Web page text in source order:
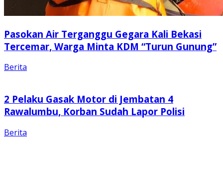
Pasokan Air Terganggu Gegara Kali Bekasi
Tercemar, Warga Minta KDM “Turun Gunung”
Berita
2 Pelaku Gasak Motor di Jembatan 4
Rawalumbu, Korban Sudah Lapor Polisi
Berita